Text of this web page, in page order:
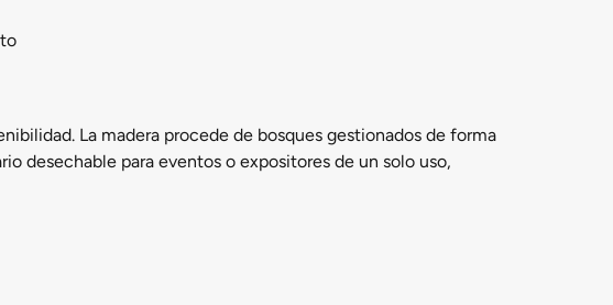
La madera procede de bosques gestionados de forma
desechable para eventos o expositores de un solo uso,